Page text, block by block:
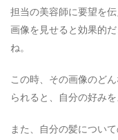
担当の美容師に要望を
画像を見せると効果的
ね。
この時、その画像のど
られると、自分の好み
また、自分の髪につい